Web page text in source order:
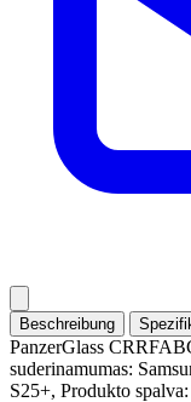
Beschreibung
PanzerGlass
suderinamumas:
S25+, Produkto